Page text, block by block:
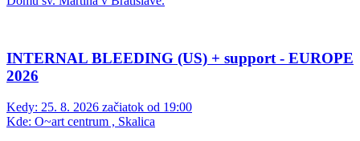
INTERNAL BLEEDING (US) + support - EUROPE
2026
Kedy: 25. 8. 2026 začiatok od 19:00
Kde: O~art centrum , Skalica